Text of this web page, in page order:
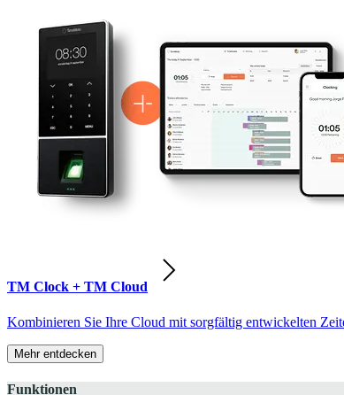
TM Clock + TM Cloud
Kombinieren Sie Ihre Cloud mit sorgfältig entwickelten
Mehr entdecken
Funktionen